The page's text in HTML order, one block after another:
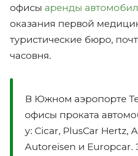
офисы аренды
оказания первой
туристические бюро,
часовня.
В Южном аэропорте
офисы проката
у: Cicar, PlusCar Hertz,
Autoreisen и Europcar.